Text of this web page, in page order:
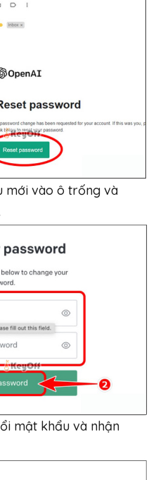
mới vào ô trống và
mật khẩu và nhận